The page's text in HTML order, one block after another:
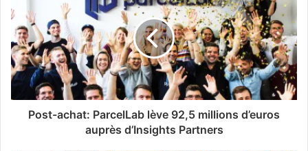
Post-achat: ParcelLab lève 92,5 millions d’euros
auprès d’Insights Partners